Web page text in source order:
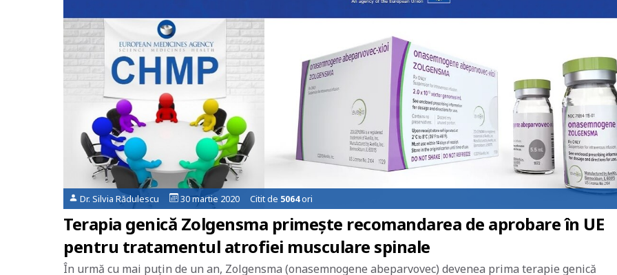
Dr. Silvia Rădulescu 30 martie 2020 Citit de 5064ori
Terapia genică Zolgensma primește recomandarea de aprobare în UE
pentru tratamentul atrofiei musculare spinale
În urmă cu mai puțin de un an, Zolgensma (onasemnogene abeparvovec) devenea prima terapie genică